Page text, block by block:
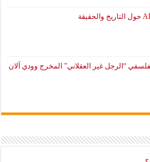
“الرجل غير العقلاني” المخرج وودي آلان